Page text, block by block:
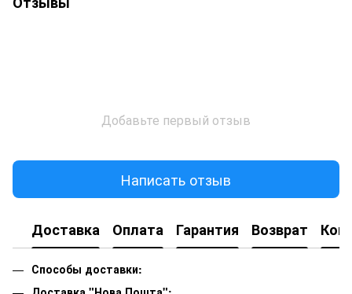
Добавьте первый отзыв
Написать отзыв
Доставка Оплата Гарантия Возврат
Способы доставки: